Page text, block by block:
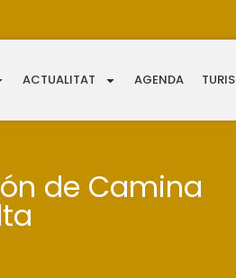
ACTUALITAT AGENDA
de Camina